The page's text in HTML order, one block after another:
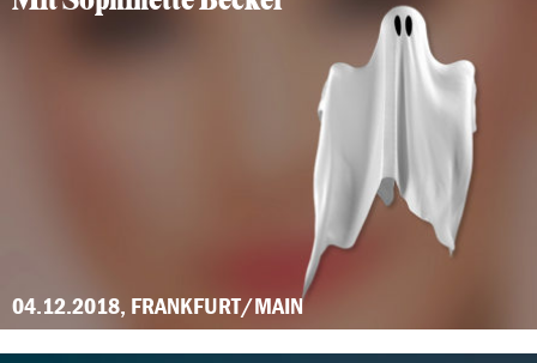
04.12.2018, FRANKFURT/MAIN